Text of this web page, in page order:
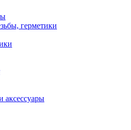
герметики
аксессуары